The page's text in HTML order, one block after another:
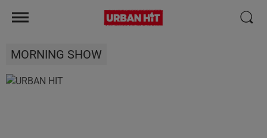
MORNING SHOW